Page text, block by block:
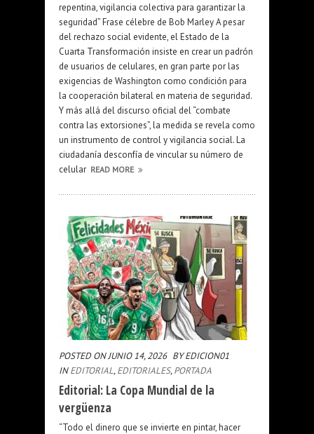
repentina, vigilancia colectiva para garantizar la
seguridad” Frase célebre de Bob Marley A pesar
del rechazo social evidente, el Estado de la
Cuarta Transformación insiste en crear un padrón
de usuarios de celulares, en gran parte por las
exigencias de Washington como condición para
la cooperación bilateral en materia de seguridad.
Y más allá del discurso oficial del “combate
contra las extorsiones”, la medida se revela como
un instrumento de control y vigilancia social. La
ciudadanía desconfía de vincular su número de
celular READ MORE
POSTED ON JUNIO 14, 2026 BY EDICION01
INEDITORIAL,EDITORIALES,PORTADA
Editorial: La Copa Mundial de la
vergüenza
“Todo el dinero que se invierte en pintar, hacer